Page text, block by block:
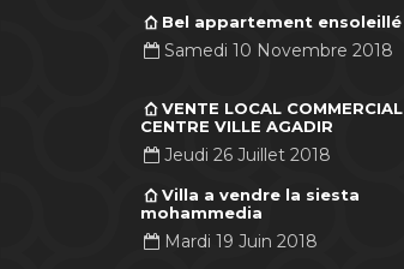
Bel appartement ensoleillé
Samedi 10 Novembre 2018
VENTE LOCAL COMMERCIAL
CENTRE VILLE AGADIR
Jeudi 26 Juillet 2018
Villa a vendre la siesta
mohammedia
Mardi 19 Juin 2018